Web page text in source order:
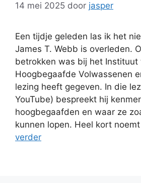
14 mei 2025 door jasper
Een tijdje geleden las ik het
James T. Webb is overleden.
betrokken was bij het Instituut
Hoogbegaafde Volwassenen
lezing heeft gegeven. In die
YouTube) bespreekt hij
hoogbegaafden en waar ze
kunnen lopen. Heel kort
verder